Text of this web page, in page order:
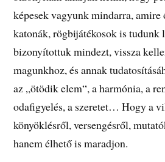
képesek vagyunk mindarra,
katonák, rögbijátékosok is
bizonyítottuk mindezt, vissza
magunkhoz, és annak
az „ötödik elem“, a harmónia, a
odafigyelés, a szeretet… Hogy a
könyöklésről, versengésről,
hanem élhető is maradjon.